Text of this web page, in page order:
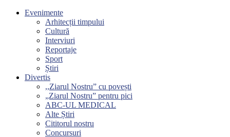
Evenimente
Arhitecții timpului
Cultură
Interviuri
Reportaje
Sport
Știri
Divertis
,,Ziarul Nostru” cu povești
„Ziarul Nostru” pentru pici
ABC-UL MEDICAL
Alte Știri
Cititorul nostru
Concursuri